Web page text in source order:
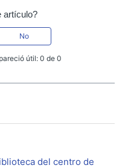
artículo?
No
útil: 0 de 0
del centro de